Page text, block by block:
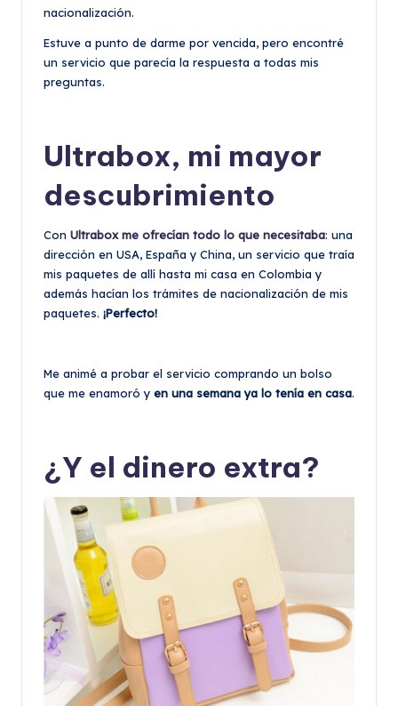
nacionalización.
Estuve a punto de darme por vencida, pero encontré
un servicio que parecía la respuesta a todas mis
preguntas.
Ultrabox, mi mayor
descubrimiento
Con Ultrabox me ofrecían todo lo que necesitaba: una
dirección en USA, España y China, un servicio que traía
mis paquetes de allí hasta mi casa en Colombia y
además hacían los trámites de nacionalización de mis
paquetes. ¡Perfecto!
Me animé a probar el servicio comprando un bolso
que me enamoró y en una semana ya lo tenía en casa.
¿Y el dinero extra?